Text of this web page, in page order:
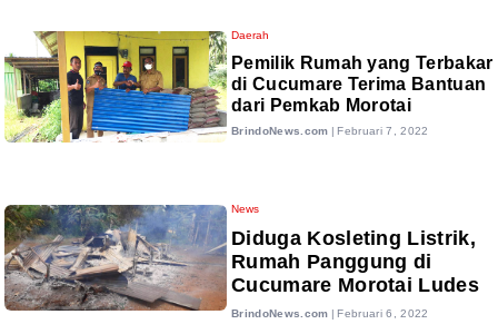
Daerah
Pemilik Rumah yang Terbakar
di Cucumare Terima Bantuan
dari Pemkab Morotai
BrindoNews.com | Februari 7, 2022
News
Diduga Kosleting Listrik,
Rumah Panggung di
Cucumare Morotai Ludes
BrindoNews.com | Februari 6, 2022